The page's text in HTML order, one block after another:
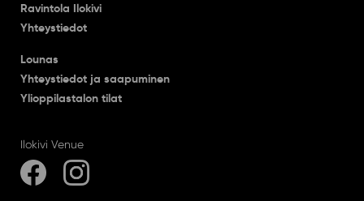
Ravintola Ilokivi
Yhteystiedot
Lounas
Yhteystiedot ja saapuminen
Ylioppilastalon tilat
Ilokivi Venue